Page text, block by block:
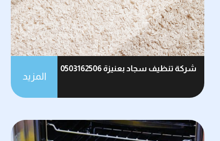
شركة تنظيف سجاد بعنيزة 0503162506
المزيد